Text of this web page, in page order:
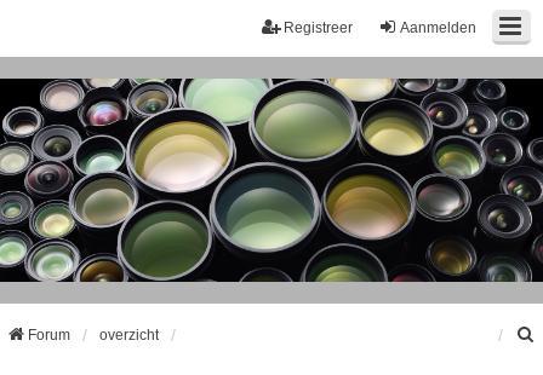
Aanmelden
Registreer
Forum overzicht